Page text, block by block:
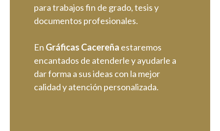
para trabajos fin de grado, tesis y
documentos profesionales.
En Gráficas Cacereña estaremos
encantados de atenderle y ayudarle a
dar forma a sus ideas con la mejor
calidad y atención personalizada.